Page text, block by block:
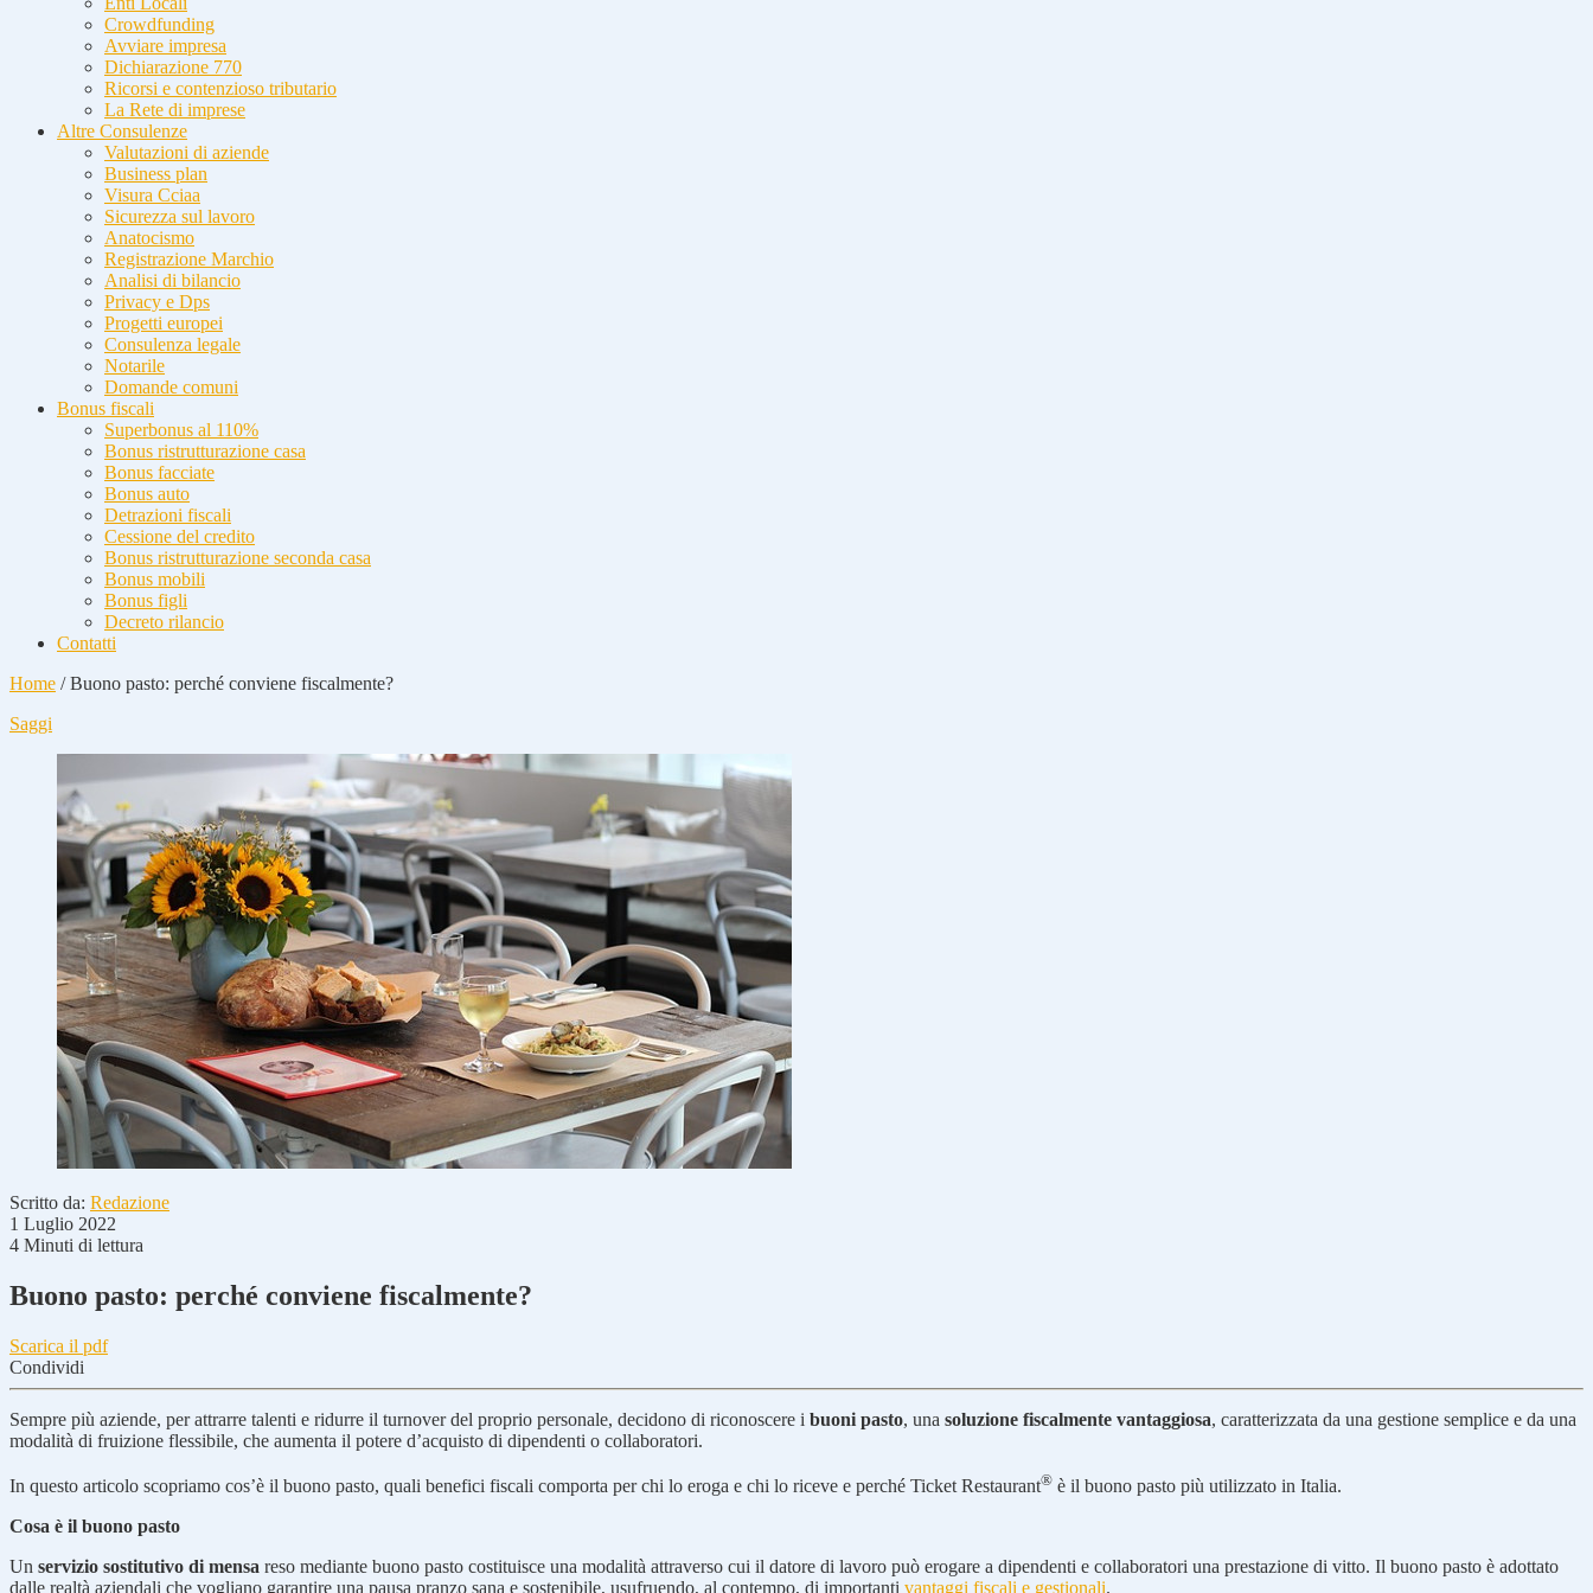
Crowdfunding
Avviare impresa
Dichiarazione 770
Ricorsi e contenzioso tributario
La Rete di imprese
Altre Consulenze
Valutazioni di aziende
Business plan
Visura Cciaa
Sicurezza sul lavoro
Anatocismo
Registrazione Marchio
Analisi di bilancio
Privacy e Dps
Progetti europei
Consulenza legale
Notarile
Domande comuni
Bonus fiscali
Superbonus al 110%
Bonus ristrutturazione casa
Bonus facciate
Bonus auto
Detrazioni fiscali
Cessione del credito
Bonus ristrutturazione seconda casa
Bonus mobili
Bonus figli
Decreto rilancio
Contatti
Home /Buono pasto: perché conviene fiscalmente?
Saggi
Scritto da: Redazione
1 Luglio 2022
4 Minuti di lettura
Buono pasto: perché conviene fiscalmente?
Scarica il pdf
Condividi
Sempre più aziende, per attrarre talenti e ridurre il turnover del proprio personale, decidono di riconoscere i buoni pasto, una soluzione fiscalmente vantaggiosa, caratterizzata da una gestione semplice e da una
modalità di fruizione flessibile, che aumenta il potere d’acquisto di dipendenti o collaboratori.
In questo articolo scopriamo cos’è il buono pasto, quali benefici fiscali comporta per chi lo eroga e chi lo riceve e perché Ticket Restaurant® è il buono pasto più utilizzato in Italia.
Cosa è il buono pasto
Un servizio sostitutivo di mensa reso mediante buono pasto costituisce una modalità attraverso cui il datore di lavoro può erogare a dipendenti e collaboratori una prestazione di vitto. Il buono pasto è adottato
dalle realtà aziendali che vogliano garantire una pausa pranzo sana e sostenibile, usufruendo, al contempo, di importanti vantaggi fiscali e gestionali.